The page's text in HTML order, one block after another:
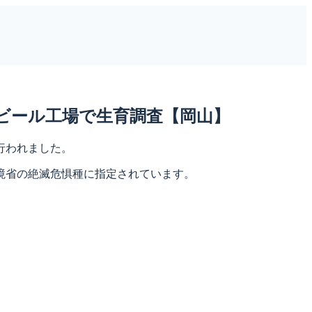
ル工場で生育調査【岡山】
れました。
の絶滅危惧種に指定されています。